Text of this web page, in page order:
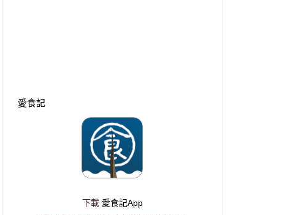
愛食記
下載 愛食記App